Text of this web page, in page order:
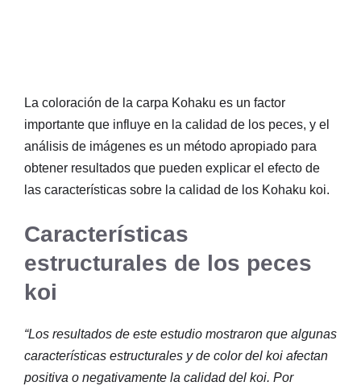
La coloración de la carpa Kohaku es un factor
importante que influye en la calidad de los peces, y el
análisis de imágenes es un método apropiado para
obtener resultados que pueden explicar el efecto de
las características sobre la calidad de los Kohaku koi.
Características
estructurales de los peces
koi
“Los resultados de este estudio mostraron que algunas
características estructurales y de color del koi afectan
positiva o negativamente la calidad del koi. Por